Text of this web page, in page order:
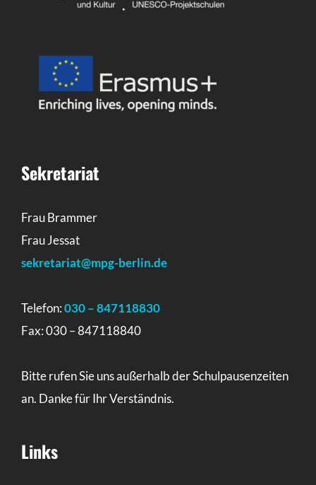
Sekretariat
Frau Brammer
Frau Jessat
sekretariat@mpg-berlin.de
Telefon:030 – 847118830
Fax: 030 – 847118840
Bitte rufen Sie uns außerhalb der Schulpausenzeiten
an. Danke für Ihr Verständnis.
Links